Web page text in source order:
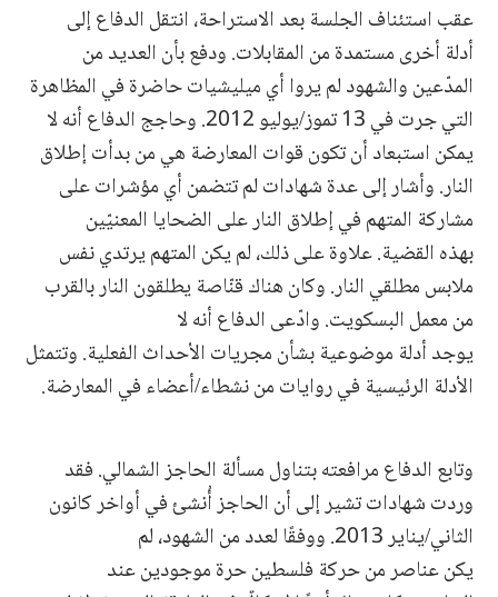
عقب استئناف الجلسة بعد الاستراحة، انتقل الدفاع إلى
أدلة أخرى مستمدة من المقابلات. ودفع بأن العديد من
المدّعين والشهود لم يروا أي ميليشيات حاضرة في المظاهرة
التي جرت في 13 تموز/يوليو 2012. وحاجج الدفاع أنه لا
يمكن استبعاد أن تكون قوات المعارضة هي من بدأت إطلاق
النار. وأشار إلى عدة شهادات لم تتضمن أي مؤشرات على
مشاركة المتهم في إطلاق النار على الضحايا المعنيّين
بهذه القضية. علاوة على ذلك، لم يكن المتهم يرتدي نفس
ملابس مطلقي النار. وكان هناك قنّاصة يطلقون النار بالقرب
من معمل البسكويت. وادّعى الدفاع أنه لا
يوجد أدلة موضوعية بشأن مجريات الأحداث الفعلية. وتتمثل
الأدلة الرئيسية في روايات من نشطاء/أعضاء في المعارضة.
وتابع الدفاع مرافعته بتناول مسألة الحاجز الشمالي. فقد
وردت شهادات تشير إلى أن الحاجز أُنشئ في أواخر كانون
الثاني/يناير 2013. ووفقًا لعدد من الشهود، لم
يكن عناصر من حركة فلسطين حرة موجودين عند